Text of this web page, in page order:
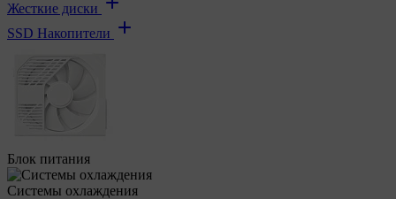
Жесткие диски
SSD Накопители
Блок питания
Системы охлаждения